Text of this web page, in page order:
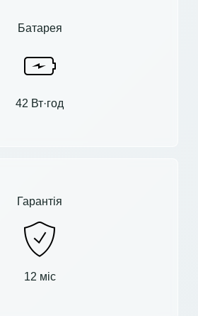
Батарея
42 Вт·год
Гарантія
12 міс